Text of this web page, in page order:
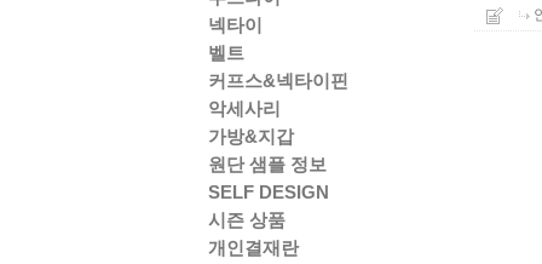
넥타이
벨트
커프스&넥타이핀
악세사리
가방&지갑
원단 샘플 정보
SELF DESIGN
시즌 상품
개인결재란